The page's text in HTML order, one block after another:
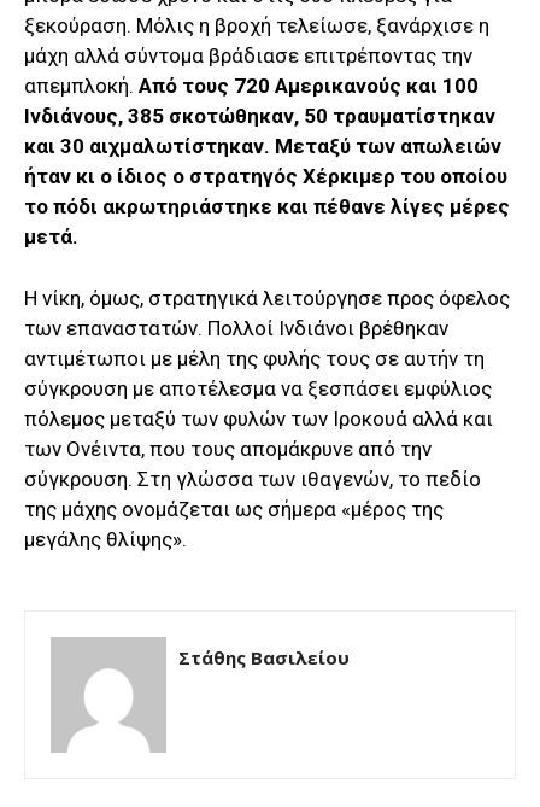
ξεκούραση. Μόλις η βροχή τελείωσε, ξανάρχισε η
μάχη αλλά σύντομα βράδιασε επιτρέποντας την
απεμπλοκή. Από τους 720 Αμερικανούς και 100
Ινδιάνους, 385 σκοτώθηκαν, 50 τραυματίστηκαν
και 30 αιχμαλωτίστηκαν. Μεταξύ των απωλειών
ήταν κι ο ίδιος ο στρατηγός Χέρκιμερ του οποίου
το πόδι ακρωτηριάστηκε και πέθανε λίγες μέρες
μετά.
Η νίκη, όμως, στρατηγικά λειτούργησε προς όφελος
των επαναστατών. Πολλοί Ινδιάνοι βρέθηκαν
αντιμέτωποι με μέλη της φυλής τους σε αυτήν τη
σύγκρουση με αποτέλεσμα να ξεσπάσει εμφύλιος
πόλεμος μεταξύ των φυλών των Ιροκουά αλλά και
των Ονέιντα, που τους απομάκρυνε από την
σύγκρουση. Στη γλώσσα των ιθαγενών, το πεδίο
της μάχης ονομάζεται ως σήμερα «μέρος της
μεγάλης θλίψης».
Στάθης Βασιλείου